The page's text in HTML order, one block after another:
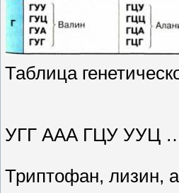
Таблица
УГГ ААА ГЦУ УУЦ …
Триптофан, лизин,